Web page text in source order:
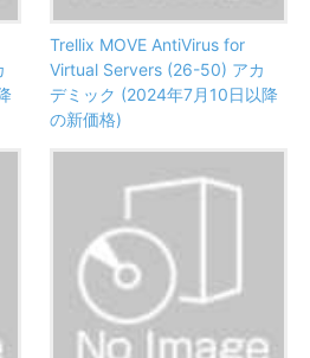
Trellix MOVE AntiVirus for
Virtual Servers (26-50) アカ
デミック (2024年7月10日以降
の新価格)